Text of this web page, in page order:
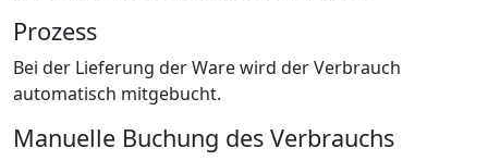
Prozess
Bei der Lieferung der Ware wird der Verbrauch
automatisch mitgebucht.
Manuelle Buchung des Verbrauchs